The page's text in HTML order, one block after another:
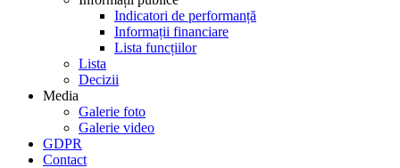
Indicatori de performanță
Informații financiare
Lista funcțiilor
Lista
Decizii
Media
Galerie foto
Galerie video
GDPR
Contact